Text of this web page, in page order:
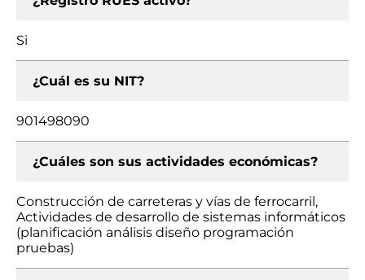
Si
¿Cuál es su NIT?
901498090
¿Cuáles son sus actividades económicas?
Construcción de carreteras y vías de ferrocarril,
Actividades de desarrollo de sistemas informáticos
(planificación análisis diseño programación
pruebas)